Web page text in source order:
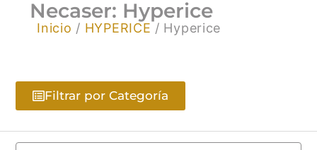
Necaser: Hyperice
Inicio / HYPERICE / Hyperice
Filtrar por Categoría